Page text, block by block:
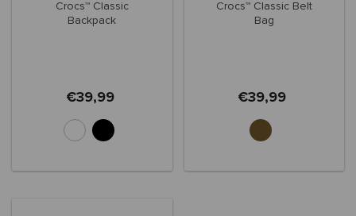
Crocs™ Classic
Backpack
€39,99
Crocs™ Classic Belt
Bag
€39,99